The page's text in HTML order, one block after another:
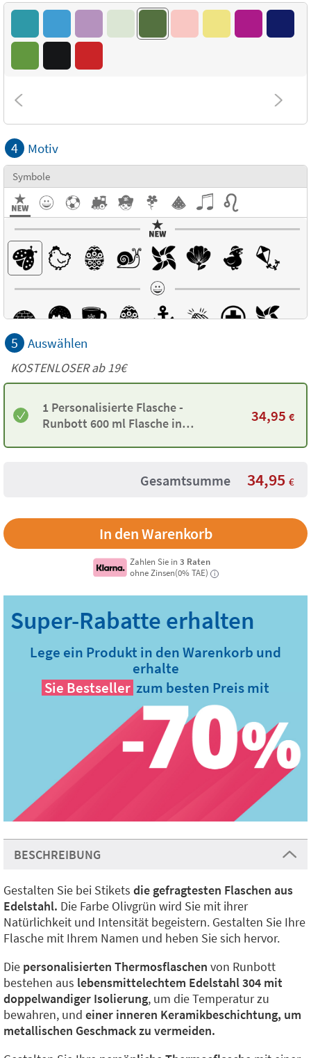
4 Motiv
Symbole
5 Auswählen
KOSTENLOSER ab 19€
1 Personalisierte Flasche -
Runbott 600 ml Flasche in
34,95 €
Gesamtsumme 34,95 €
Zahlen Sie in3 Raten
ohne Zinsen(0% TAE)
i
Lege ein Produkt in den Warenkorb und
erhalte
Sie Bestseller zum besten Preis mit
BESCHREIBUNG
Gestalten Sie bei Stikets die gefragtesten Flaschen aus
Edelstahl. Die Farbe Olivgrün wird Sie mit ihrer
Natürlichkeit und Intensität begeistern. Gestalten Sie Ihre
Flasche mit Ihrem Namen und heben Sie sich hervor.
Die personalisierten Thermosflaschen von Runbott
bestehen aus lebensmittelechtem Edelstahl 304 mit
doppelwandiger Isolierung, um die Temperatur zu
bewahren, und einer inneren Keramikbeschichtung, um
metallischen Geschmack zu vermeiden.